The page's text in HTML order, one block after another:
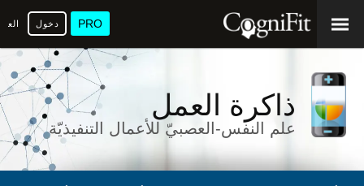
PRO دخول
ذاكرة العمل
علم النفس-العصبيّ للأعمال التنفيذيّة